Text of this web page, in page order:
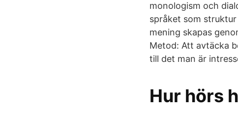
monologism och
språket som
mening skapas
Metod: Att avtäcka
till det man är
Hur hörs